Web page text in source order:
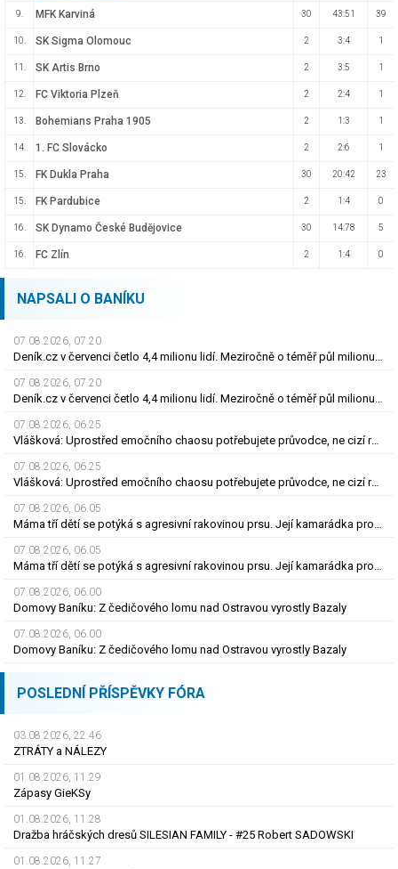
9. MFK Karviná 30 43:51 39
10. SK Sigma Olomouc 2 3:4 1
11. SK Artis Brno 2 3:5 1
12. FC Viktoria Plzeň 2 2:4 1
13. Bohemians Praha 1905 2 1:3 1
14. 1. FC Slovácko 2 2:6 1
15. FK Dukla Praha 30 20:42 23
15. FK Pardubice 2 1:4 0
16. SK Dynamo České Budějovice 30 14:78 5
16. FC Zlín 2 1:4 0
NAPSALI O BANÍKU
07.08.2026, 07.20
Deník.cz v červenci četlo 4,4 milionu lidí. Meziročně o téměř půl milionu více
07.08.2026, 07.20
Deník.cz v červenci četlo 4,4 milionu lidí. Meziročně o téměř půl milionu více
07.08.2026, 06.25
Vlášková: Uprostřed emočního chaosu potřebujete průvodce, ne cizí rozhodnutí
07.08.2026, 06.25
Vlášková: Uprostřed emočního chaosu potřebujete průvodce, ne cizí rozhodnutí
07.08.2026, 06.05
Máma tří dětí se potýká s agresivní rakovinou prsu. Její kamarádka prosí o pomoc
07.08.2026, 06.05
Máma tří dětí se potýká s agresivní rakovinou prsu. Její kamarádka prosí o pomoc
07.08.2026, 06.00
Domovy Baníku: Z čedičového lomu nad Ostravou vyrostly Bazaly
07.08.2026, 06.00
Domovy Baníku: Z čedičového lomu nad Ostravou vyrostly Bazaly
POSLEDNÍ PŘÍSPĚVKY FÓRA
03.08.2026, 22.46
ZTRÁTY a NÁLEZY
01.08.2026, 11.29
Zápasy GieKSy
01.08.2026, 11.28
Dražba hráčských dresů SILESIAN FAMILY - #25 Robert SADOWSKI
01.08.2026, 11.27